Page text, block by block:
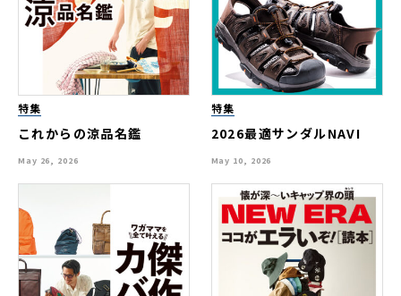
特集
これからの涼品名鑑
May 26, 2026
特集
2026最適サンダルNAVI
May 10, 2026